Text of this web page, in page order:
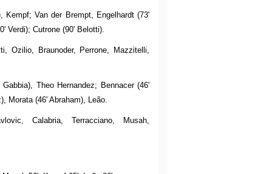
Kempf; Van der Brempt, Engelhardt (73'
Verdi); Cutrone (90' Belotti).
Ozilio, Braunoder, Perrone, Mazzitelli,
Theo Hernandez; Bennacer (46'
Morata (46' Abraham), Leão.
Calabria, Terracciano, Musah,